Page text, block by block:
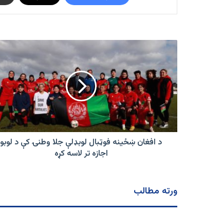
د
افغان
ښځینه
فوټبال
لوبډلې
جلا
وطنۍ
کې
د
د افغان ښځینه فوټبال لوبډلې جلا وطنۍ کې د لوبو
اجازه تر لاسه کړه
ورته مطالب